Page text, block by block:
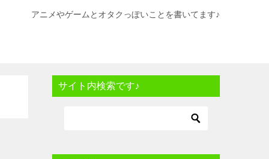
アニメやゲームとオタクっぽいことを書いてます♪
サイト内検索です♪